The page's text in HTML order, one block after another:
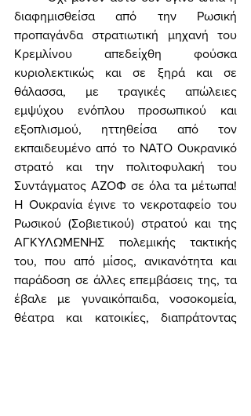
διαφημισθείσα από την Ρωσική
προπαγάνδα στρατιωτική μηχανή του
Κρεμλίνου απεδείχθη φούσκα
κυριολεκτικώς και σε ξηρά και σε
θάλασσα, με τραγικές απώλειες
εμψύχου ενόπλου προσωπικού και
εξοπλισμού, ηττηθείσα από τον
εκπαιδευμένο από το ΝΑΤΟ Ουκρανικό
στρατό και την πολιτοφυλακή του
Συντάγματος ΑΖΟΦ σε όλα τα μέτωπα!
Η Ουκρανία έγινε το νεκροταφείο του
Ρωσικού (Σοβιετικού) στρατού και της
ΑΓΚΥΛΩΜΕΝΗΣ πολεμικής τακτικής
του, που από μίσος, ανικανότητα και
παράδοση σε άλλες επεμβάσεις της, τα
έβαλε με γυναικόπαιδα, νοσοκομεία,
θέατρα και κατοικίες, διαπράτοντας